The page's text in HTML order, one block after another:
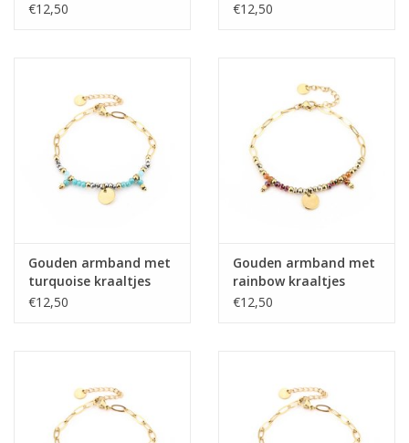
€12,50
€12,50
Gouden armband met
turquoise kraaltjes
€12,50
Gouden armband met
rainbow kraaltjes
€12,50